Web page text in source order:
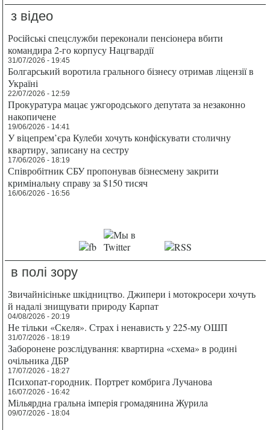
з відео
Російські спецслужби переконали пенсіонера вбити
командира 2-го корпусу Нацгвардії
31/07/2026 - 19:45
Болгарський воротила грального бізнесу отримав ліцензії в
Україні
22/07/2026 - 12:59
Прокуратура мацає ужгородського депутата за незаконно
накопичене
19/06/2026 - 14:41
У віцепрем’єра Кулеби хочуть конфіскувати столичну
квартиру, записану на сестру
17/06/2026 - 18:19
Співробітник СБУ пропонував бізнесмену закрити
кримінальну справу за $150 тисяч
16/06/2026 - 16:56
в полі зору
Звичайнісіньке шкідництво. Джипери і мотокросери хочуть
й надалі знищувати природу Карпат
04/08/2026 - 20:19
Не тільки «Скеля». Страх і ненависть у 225-му ОШП
31/07/2026 - 18:19
Заборонене розслідування: квартирна «схема» в родині
очільника ДБР
17/07/2026 - 18:27
Психопат-городник. Портрет комбрига Лучанова
16/07/2026 - 16:42
Мільярдна гральна імперія громадянина Журила
09/07/2026 - 18:04